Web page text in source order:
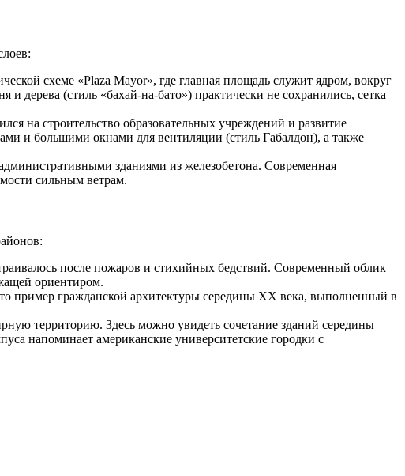
схеме «Plaza Mayor», где главная площадь служит ядром, вокруг
дерева (стиль «бахай-на-бато») практически не сохранились, сетка
на строительство образовательных учреждений и развитие
и большими окнами для вентиляции (стиль Габалдон), а также
зданиями из железобетона. Современная
сильным ветрам.
после пожаров и стихийных бедствий. Современный облик
ориентиром.
гражданской архитектуры середины XX века, выполненный в
территорию. Здесь можно увидеть сочетание зданий середины
напоминает американские университетские городки с